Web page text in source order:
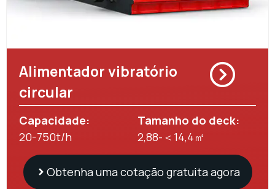
Alimentador vibratório
circular
Capacidade:
20-750t/h
Tamanho do deck:
2,88-＜14,4㎡
Obtenha uma cotação gratuita agora